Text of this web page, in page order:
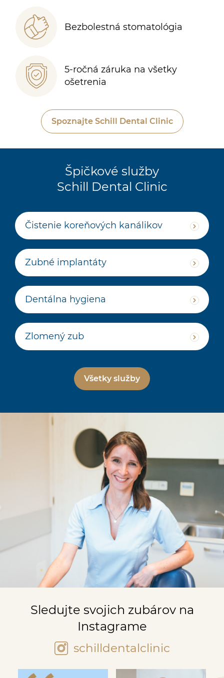
Bezbolestná stomatológia
5-ročná záruka na všetky
ošetrenia
Spoznajte Schill Dental Clinic
Špičkové služby
Schill Dental Clinic
Čistenie koreňových kanálikov
Zubné implantáty
Dentálna hygiena
Zlomený zub
Všetky služby
Sledujte svojich zubárov na
Instagrame
schilldentalclinic